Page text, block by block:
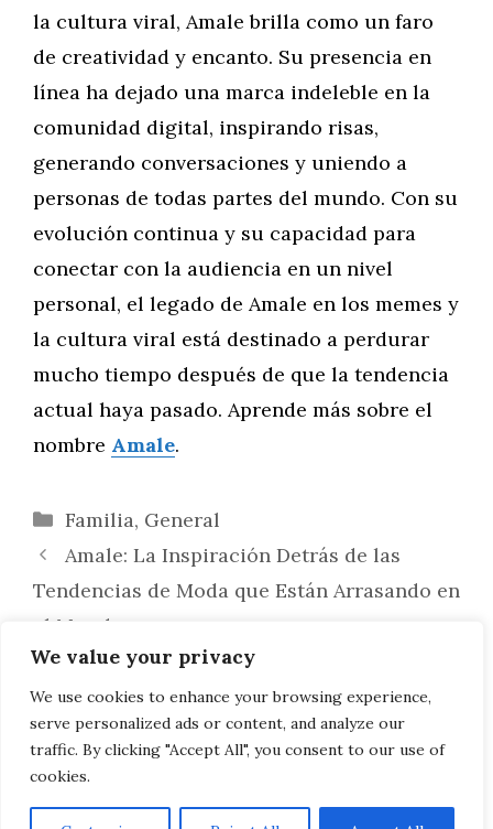
We value your privacy
We use cookies to enhance your browsing experience,
serve personalized ads or content, and analyze our
traffic. By clicking "Accept All", you consent to our use of
cookies.
la cultura viral, Amale brilla como un faro
de creatividad y encanto. Su presencia en
línea ha dejado una marca indeleble en la
comunidad digital, inspirando risas,
generando conversaciones y uniendo a
personas de todas partes del mundo. Con su
evolución continua y su capacidad para
conectar con la audiencia en un nivel
personal, el legado de Amale en los memes y
la cultura viral está destinado a perdurar
mucho tiempo después de que la tendencia
actual haya pasado. Aprende más sobre el
nombre Amale.
Categorías
Familia, General
Amale: La Inspiración Detrás de las
Tendencias de Moda que Están Arrasando en
el Mundo
Amale: La Nueva Generación de
Influencers que Está Transformando las
Redes Sociales